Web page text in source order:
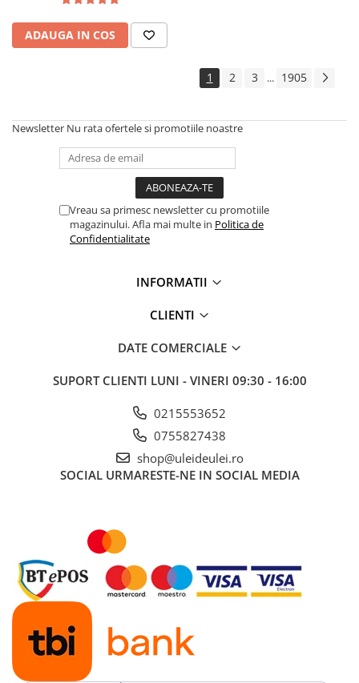
► Accesorii auto
■ Becuri auto
■ Accesorii auto interior
■ Accesorii auto exterior
■ Intretinere auto
■ Electrice auto
■ Suporturi portbagaj
■ Consumabile service
■ Echipamente de ridicare
■ Produse sezoniere
■ Produse universale
■ Scule si echipamente
■ Odorizanti auto
■ Consumabile vopsitorie
■ Lampi camioane
■ Carlige remorcare
■ Accesorii vehicule electrice
ADAUGA IN COS
1 2 3 ... 1905
Newsletter Nu rata ofertele si promotiile noastre
Vreau sa primesc newsletter cu promotiile
magazinului. Afla mai multe in Politica de
Confidentialitate
INFORMATII
CLIENTI
DATE COMERCIALE
SUPORT CLIENTI LUNI - VINERI 09:30 - 16:00
0215553652
0755827438
shop@uleideulei.ro
SOCIAL URMARESTE-NE IN SOCIAL MEDIA